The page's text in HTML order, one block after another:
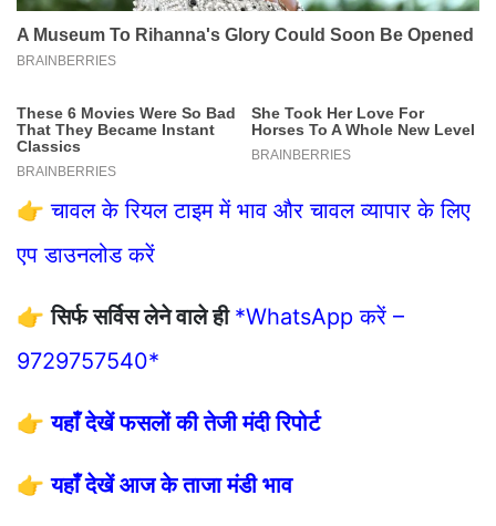
👉चावल के रियल टाइम में भाव और चावल व्यापार के लिए
एप डाउनलोड करें
👉सिर्फ सर्विस लेने वाले ही *WhatsApp करें –
9729757540*
👉यहाँ देखें फसलों की तेजी मंदी रिपोर्ट
👉यहाँ देखें आज के ताजा मंडी भाव